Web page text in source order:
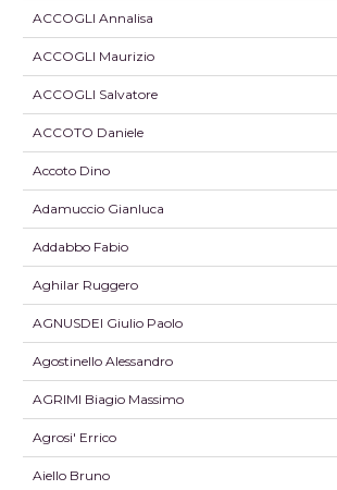
ACCOGLI Annalisa
ACCOGLI Maurizio
ACCOGLI Salvatore
ACCOTO Daniele
Accoto Dino
Adamuccio Gianluca
Addabbo Fabio
Aghilar Ruggero
AGNUSDEI Giulio Paolo
Agostinello Alessandro
AGRIMI Biagio Massimo
Agrosi' Errico
Aiello Bruno